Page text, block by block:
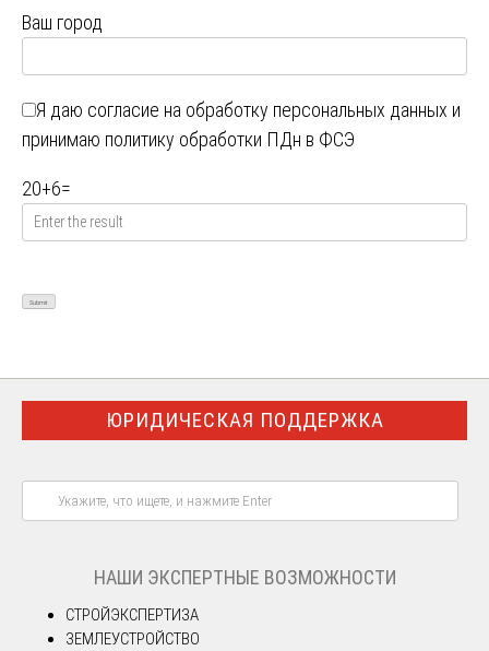
Ваш город
Я даю согласие на обработку персональных данных и
принимаю политику обработки ПДн в ФСЭ
20+6=
ЮРИДИЧЕСКАЯ ПОДДЕРЖКА
НАШИ ЭКСПЕРТНЫЕ ВОЗМОЖНОСТИ
СТРОЙЭКСПЕРТИЗА
ЗЕМЛЕУСТРОЙСТВО